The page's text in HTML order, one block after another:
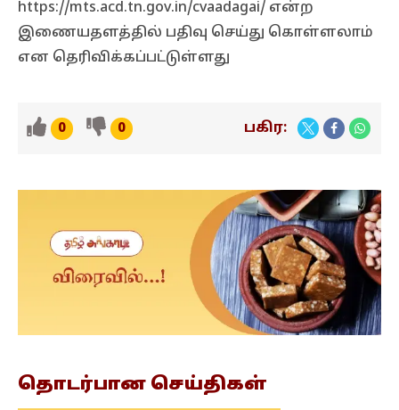
https://mts.acd.tn.gov.in/cvaadagai/ என்ற
இணையதளத்தில் பதிவு செய்து கொள்ளலாம்
என தெரிவிக்கப்பட்டுள்ளது
0 0 பகிர:
தொடர்பான செய்திகள்